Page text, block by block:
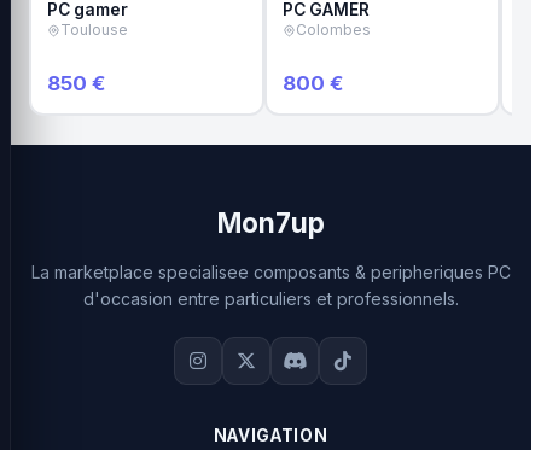
PC gamer
Toulouse
850 €
PC GAMER
Colombes
800 €
Mon7up
La marketplace specialisee composants & peripheriques PC
d'occasion entre particuliers et professionnels.
NAVIGATION